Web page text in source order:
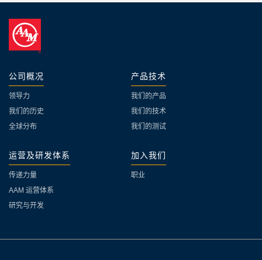
公司概况
领导力
我们的历史
全球分布
产品技术
我们的产品
我们的技术
我们的测试
运营及研发体系
传递力量
AAM 运营体系
研究与开发
加入我们
职业